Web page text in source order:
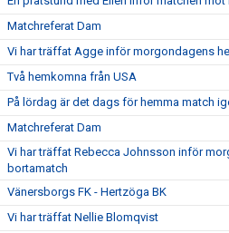
Matchreferat Dam
Vi har träffat Agge inför morgondagens
Två hemkomna från USA
På lördag är det dags för hemma match
Matchreferat Dam
Vi har träffat Rebecca Johnsson inför
bortamatch
Vänersborgs FK - Hertzöga BK
Vi har träffat Nellie Blomqvist